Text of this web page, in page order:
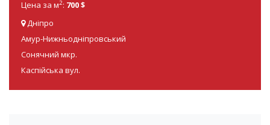
Цена за м2: 700 $
Дніпро
Амур-Нижньодніпровський
Сонячний мкр.
Каспійська вул.